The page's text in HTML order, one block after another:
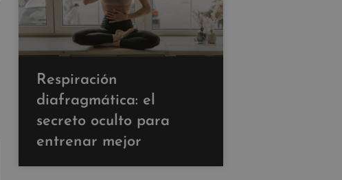
Respiración
diafragmática: el
secreto oculto para
entrenar mejor